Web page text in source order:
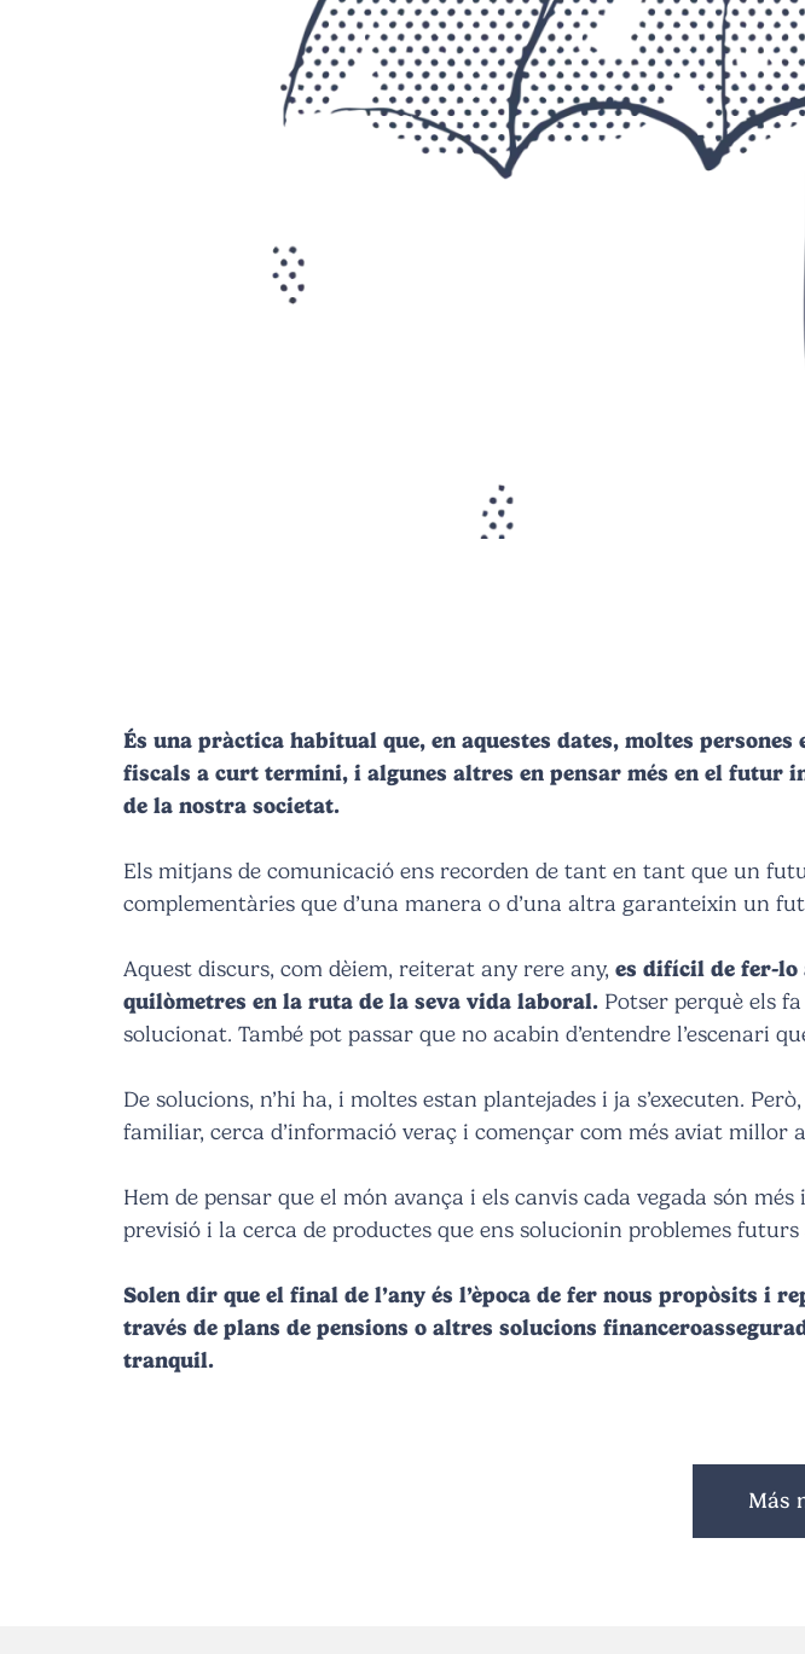
És una pràctica habitual que, en aquestes dates, moltes
fiscals a curt termini, i algunes altres en pensar més en el futur
de la nostra societat.
Els mitjans de comunicació ens recorden de tant en tant que un
complementàries que d’una manera o d’una altra garanteixin un
Aquest discurs, com dèiem, reiterat any rere any, es difícil de fer-lo
quilòmetres en la ruta de la seva vida laboral. Potser perquè els
solucionat. També pot passar que no acabin d’entendre l’escenari
De solucions, n’hi ha, i moltes estan plantejades i ja s’executen.
familiar, cerca d’informació veraç i començar com més aviat millor
Hem de pensar que el món avança i els canvis cada vegada són
previsió i la cerca de productes que ens solucionin problemes
Solen dir que el final de l’any és l’època de fer nous propòsits i
través de plans de pensions o altres solucions
tranquil.
Más